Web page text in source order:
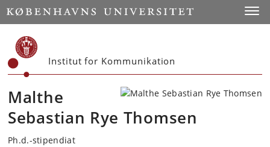
Start
Institut for Kommunikation
Malthe
Sebastian Rye Thomsen
Ph.d.-stipendiat